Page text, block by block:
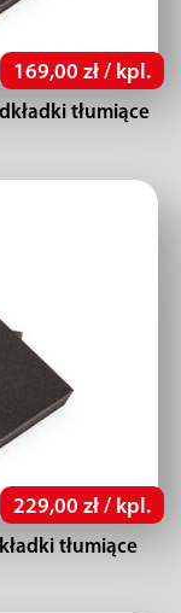
169,00 zł / kpl.
tłumiące
229,00 zł / kpl.
tłumiące